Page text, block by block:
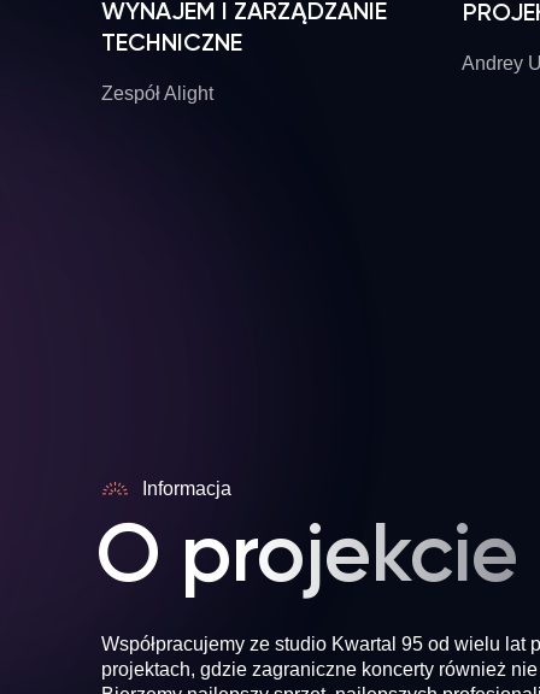
WYNAJEM I ZARZĄDZANIE
TECHNICZNE
Zespół Alight
Andrey
Informacja
O projekcie
Współpracujemy ze studio Kwartal 95 od wielu lat
projektach, gdzie zagraniczne koncerty również